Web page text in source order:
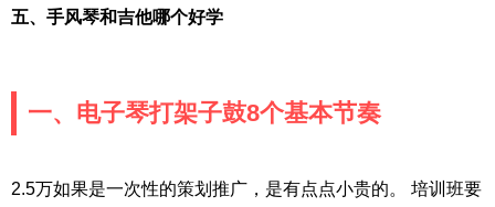
五、手风琴和吉他哪个好学
一、电子琴打架子鼓8个基本节奏
2.5万如果是一次性的策划推广，是有点点小贵的。 培训班要